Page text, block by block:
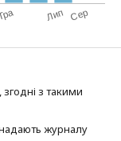
з такими
надають журналу